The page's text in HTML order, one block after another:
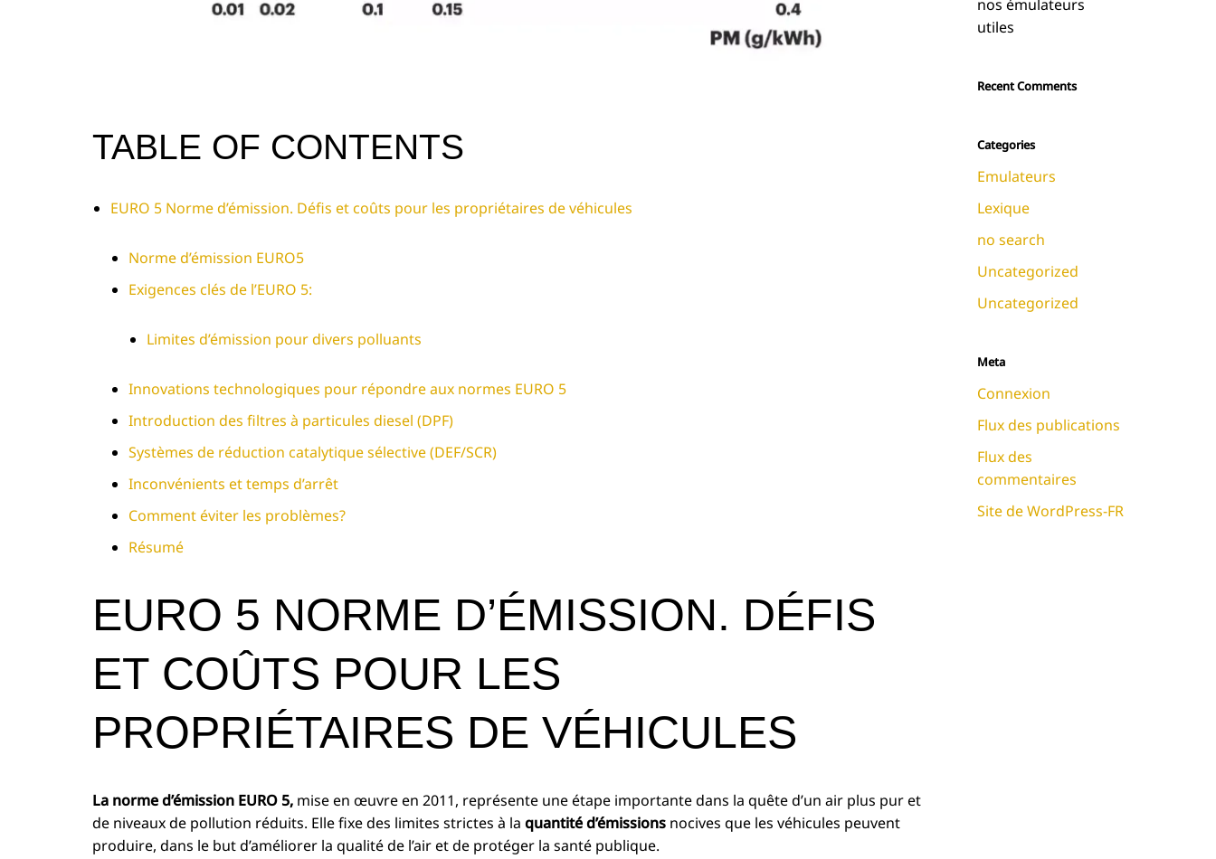
TABLE OF CONTENTS
EURO 5 Norme d’émission. Défis et coûts pour les propriétaires de véhicules
Norme d’émission EURO5
Exigences clés de l’EURO 5:
Limites d’émission pour divers polluants
Innovations technologiques pour répondre aux normes EURO 5
Introduction des filtres à particules diesel (DPF)
Systèmes de réduction catalytique sélective (DEF/SCR)
Inconvénients et temps d’arrêt
Comment éviter les problèmes?
Résumé
EURO 5 NORME D’ÉMISSION. DÉFIS
ET COÛTS POUR LES
PROPRIÉTAIRES DE VÉHICULES
La norme d’émission EURO 5, mise en œuvre en 2011, représente une étape importante dans la quête d’un air plus pur et
de niveaux de pollution réduits. Elle fixe des limites strictes à la quantité d’émissions nocives que les véhicules peuvent
produire, dans le but d’améliorer la qualité de l’air et de protéger la santé publique.
nos émulateurs
utiles
Recent Comments
Categories
Emulateurs
Lexique
no search
Uncategorized
Uncategorized
Meta
Connexion
Flux des publications
Flux des
commentaires
Site de WordPress-FR